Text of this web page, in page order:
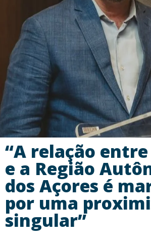
“A relação entre
e a Região
dos Açores é
por uma
singular”